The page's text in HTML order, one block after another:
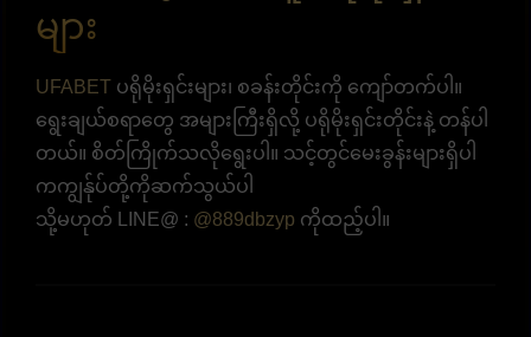
များ
UFABET ပရိုမိုးရှင်းများ၊ စခန်းတိုင်းကို ကျော်တက်ပါ။
ရွေးချယ်စရာတွေ အများကြီးရှိလို့ ပရိုမိုးရှင်းတိုင်းနဲ့ တန်ပါ
တယ်။ စိတ်ကြိုက်သလိုရွေးပါ။ သင့်တွင်မေးခွန်းများရှိပါ
ကကျွန်ုပ်တို့ကိုဆက်သွယ်ပါ
သို့မဟုတ် LINE@ : @889dbzyp ကိုထည့်ပါ။